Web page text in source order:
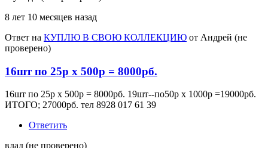
8 лет 10 месяцев назад
Ответ на КУПЛЮ В СВОЮ КОЛЛЕКЦИЮ от Андрей (не
проверено)
16шт по 25р х 500р = 8000рб.
16шт по 25р х 500р = 8000рб. 19шт--по50р х 1000р =19000рб.
ИТОГО; 27000рб. тел 8928 017 61 39
Ответить
влад (не проверено)